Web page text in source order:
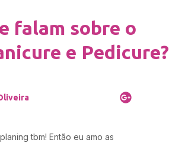
falam sobre o
e Pedicure?
maravilhosa, La Femme é uma